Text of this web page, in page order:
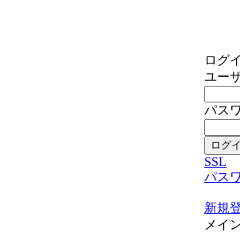
ログ
ユー
パス
SSL
パス
新規
メイ